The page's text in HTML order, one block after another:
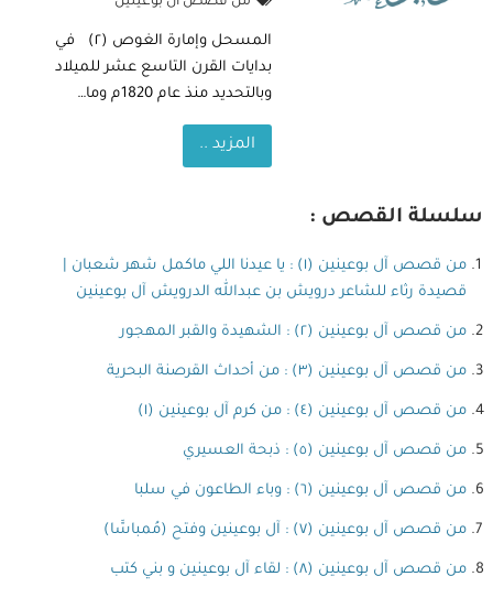
المسحل وإمارة الغوص (٢) في
بدايات القرن التاسع عشر للميلاد
وبالتحديد منذ عام 1820م وما…
المزيد ..
سلسلة القصص :
من قصص آل بوعينين (١) : يا عيدنا اللي ماكمل شهر شعبان |
قصيدة رثاء للشاعر درويش بن عبدالله الدرويش آل بوعينين
من قصص آل بوعينين (٢) : الشهيدة والقبر المهجور
من قصص آل بوعينين (٣) : من أحداث القرصنة البحرية
من قصص آل بوعينين (٤) : من كرم آل بوعينين (١)
من قصص آل بوعينين (٥) : ذبحة العسيري
من قصص آل بوعينين (٦) : وباء الطاعون في سلبا
من قصص آل بوعينين (٧) : آل بوعينين وفتح (مُمباسَّا)
من قصص آل بوعينين (٨) : لقاء آل بوعينين و بني كتب